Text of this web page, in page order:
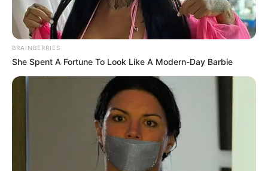
Kloster Anrode - Ein ehemaliges
Zisterzienserkloster mit einem Museum für alte
Handwerkstraditionen. Informationen unterwww.klo
Wildkatzenspielplatz - Kinderspielplatz im Hainich.
Eingetragen von Monika.Ergänzung von
Quermania: Der Spielplatz wird auch als
Wildkatzenkinderwald WIKAKIWA bezeichnet. Er
befindet sich am nördlichen Rand des Nationalparks
Hainich und besitzt z.B. ein Spinne im Netz, ein
Wildkatzen-Kletter-Labyrinth und ein
BRAINBERRIES
She Spent A Fortune To Look Like A Modern-Day Barbie